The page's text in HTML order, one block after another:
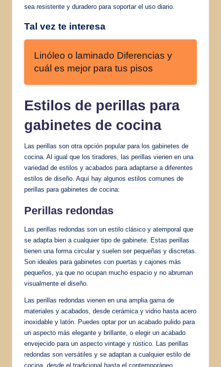
sea resistente y duradero para soportar el uso diario.
Tal vez te interesa
Linóleo o laminado Diferencias y
cuál es mejor para tus pisos
Estilos de perillas para
gabinetes de cocina
Las perillas son otra opción popular para los gabinetes de
cocina. Al igual que los tiradores, las perillas vienen en una
variedad de estilos y acabados para adaptarse a diferentes
estilos de diseño. Aquí hay algunos estilos comunes de
perillas para gabinetes de cocina:
Perillas redondas
Las perillas redondas son un estilo clásico y atemporal que
se adapta bien a cualquier tipo de gabinete. Estas perillas
tienen una forma circular y suelen ser pequeñas y discretas.
Son ideales para gabinetes con puertas y cajones más
pequeños, ya que no ocupan mucho espacio y no abruman
visualmente el diseño.
Las perillas redondas vienen en una amplia gama de
materiales y acabados, desde cerámica y vidrio hasta acero
inoxidable y latón. Puedes optar por un acabado pulido para
un aspecto más elegante y brillante, o elegir un acabado
envejecido para un aspecto vintage y rústico. Las perillas
redondas son versátiles y se adaptan a cualquier estilo de
cocina, desde el tradicional hasta el contemporáneo.